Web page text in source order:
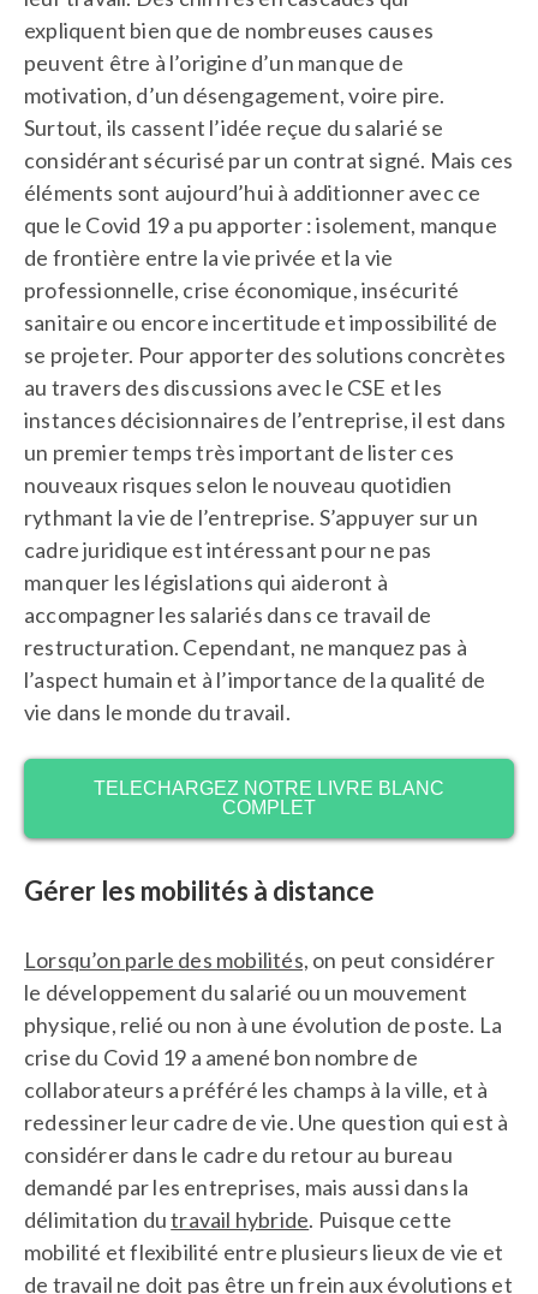
expliquent bien que de nombreuses causes
peuvent être à l’origine d’un manque de
motivation, d’un désengagement, voire pire.
Surtout, ils cassent l’idée reçue du salarié se
considérant sécurisé par un contrat signé. Mais ces
éléments sont aujourd’hui à additionner avec ce
que le Covid 19 a pu apporter : isolement, manque
de frontière entre la vie privée et la vie
professionnelle, crise économique, insécurité
sanitaire ou encore incertitude et impossibilité de
se projeter. Pour apporter des solutions concrètes
au travers des discussions avec le CSE et les
instances décisionnaires de l’entreprise, il est dans
un premier temps très important de lister ces
nouveaux risques selon le nouveau quotidien
rythmant la vie de l’entreprise. S’appuyer sur un
cadre juridique est intéressant pour ne pas
manquer les législations qui aideront à
accompagner les salariés dans ce travail de
restructuration. Cependant, ne manquez pas à
l’aspect humain et à l’importance de la qualité de
vie dans le monde du travail.
TELECHARGEZ NOTRE LIVRE BLANC
COMPLET
Gérer les mobilités à distance
Lorsqu’on parle des mobilités, on peut considérer
le développement du salarié ou un mouvement
physique, relié ou non à une évolution de poste. La
crise du Covid 19 a amené bon nombre de
collaborateurs a préféré les champs à la ville, et à
redessiner leur cadre de vie. Une question qui est à
considérer dans le cadre du retour au bureau
demandé par les entreprises, mais aussi dans la
délimitation dutravail hybride. Puisque cette
mobilité et flexibilité entre plusieurs lieux de vie et
de travail ne doit pas être un frein aux évolutions et